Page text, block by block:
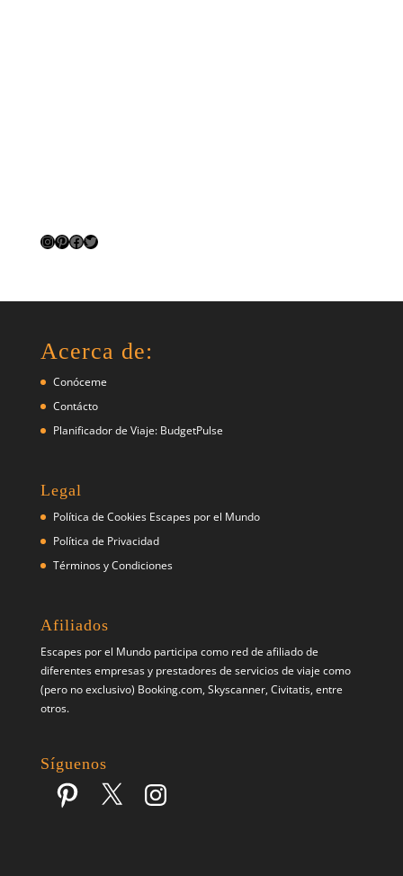
Instagram
Pinterest
Facebook
Twitter
Acerca de:
Conóceme
Contácto
Planificador de Viaje: BudgetPulse
Legal
Política de Cookies Escapes por el Mundo
Política de Privacidad
Términos y Condiciones
Afiliados
Escapes por el Mundo participa como red de afiliado de
diferentes empresas y prestadores de servicios de viaje como
(pero no exclusivo) Booking.com, Skyscanner, Civitatis, entre
otros.
Síguenos
Pinterest X Instagram